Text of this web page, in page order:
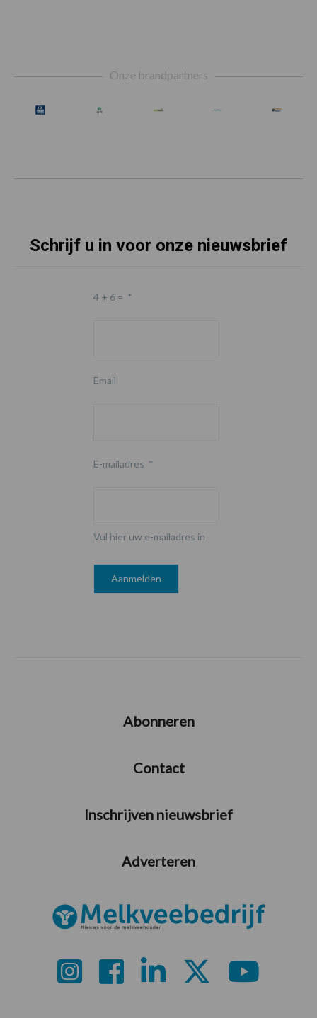
Onze brandpartners
Schrijf u in voor onze nieuwsbrief
4 + 6 = *
Email
E-mailadres *
Vul hier uw e-mailadres in
Abonneren
Contact
Inschrijven nieuwsbrief
Adverteren